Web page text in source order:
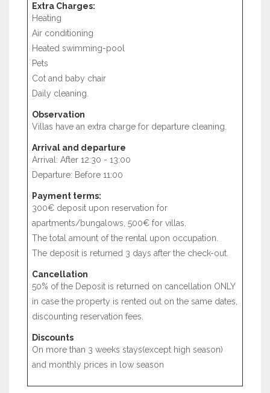
Extra Charges:
Heating
Air conditioning
Heated swimming-pool
Pets
Cot and baby chair
Daily cleaning.
Observation
Villas have an extra charge for departure cleaning.
Arrival and departure
Arrival: After 12:30 - 13:00
Departure: Before 11:00
Payment terms:
300€ deposit upon reservation for
apartments/bungalows, 500€ for villas.
The total amount of the rental upon occupation.
The deposit is returned 3 days after the check-out.
Cancellation
50% of the Deposit is returned on cancellation ONLY
in case the property is rented out on the same dates,
discounting reservation fees.
Discounts
On more than 3 weeks stays(except high season)
and monthly prices in low season